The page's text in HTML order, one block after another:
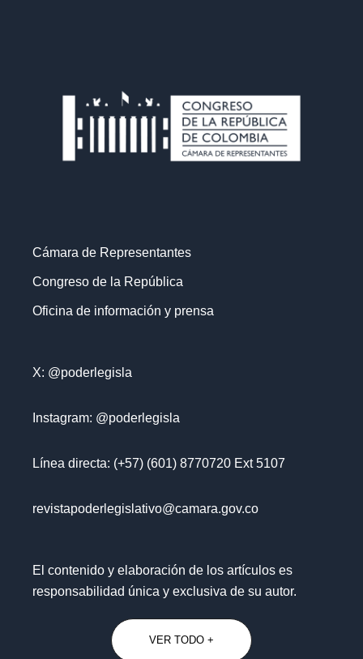
Cámara de Representantes
Congreso de la República
Oficina de información y prensa
X: @poderlegisla
Instagram: @poderlegisla
Línea directa: (+57) (601) 8770720 Ext 5107
revistapoderlegislativo@camara.gov.co
El contenido y elaboración de los artículos es
responsabilidad única y exclusiva de su autor.
VER TODO +